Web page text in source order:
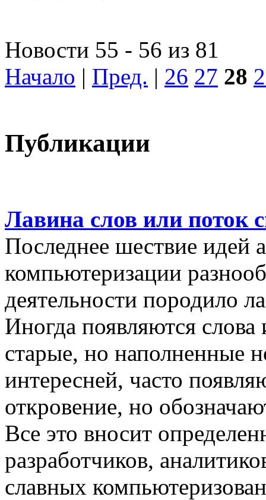
Новости 55 - 56 из 81
Начало | Пред. | 26 27 28
Публикации
Лавина слов или поток
Последнее шествие идей
компьютеризации
деятельности породило
Иногда появляются
старые, но наполненные
интересней, часто
откровение, но
Все это вносит
разработчиков,
славных